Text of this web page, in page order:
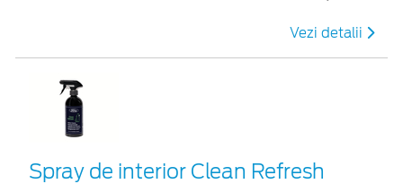
Vezi detalii
Spray de interior Clean Refresh